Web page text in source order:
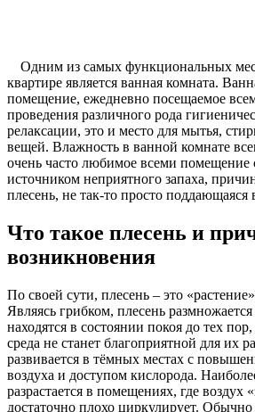
Одним из самых функциональных
квартире является ванная комната.
помещение, ежедневно посещаемое
проведения различного рода
релаксации, это и место для мытья,
вещей. Влажность в ванной комнате
очень часто любимое всеми помещение
источником неприятного запаха,
плесень, не так-то просто
Что такое плесень и
возникновения
По своей сути, плесень – это
Являясь грибком, плесень
находятся в состоянии покоя до тех
среда не станет благоприятной для их
развивается в тёмных местах с
воздуха и доступом кислорода.
разрастается в помещениях, где воздух
достаточно плохо циркулирует.